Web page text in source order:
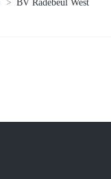
> BV Radebeul West